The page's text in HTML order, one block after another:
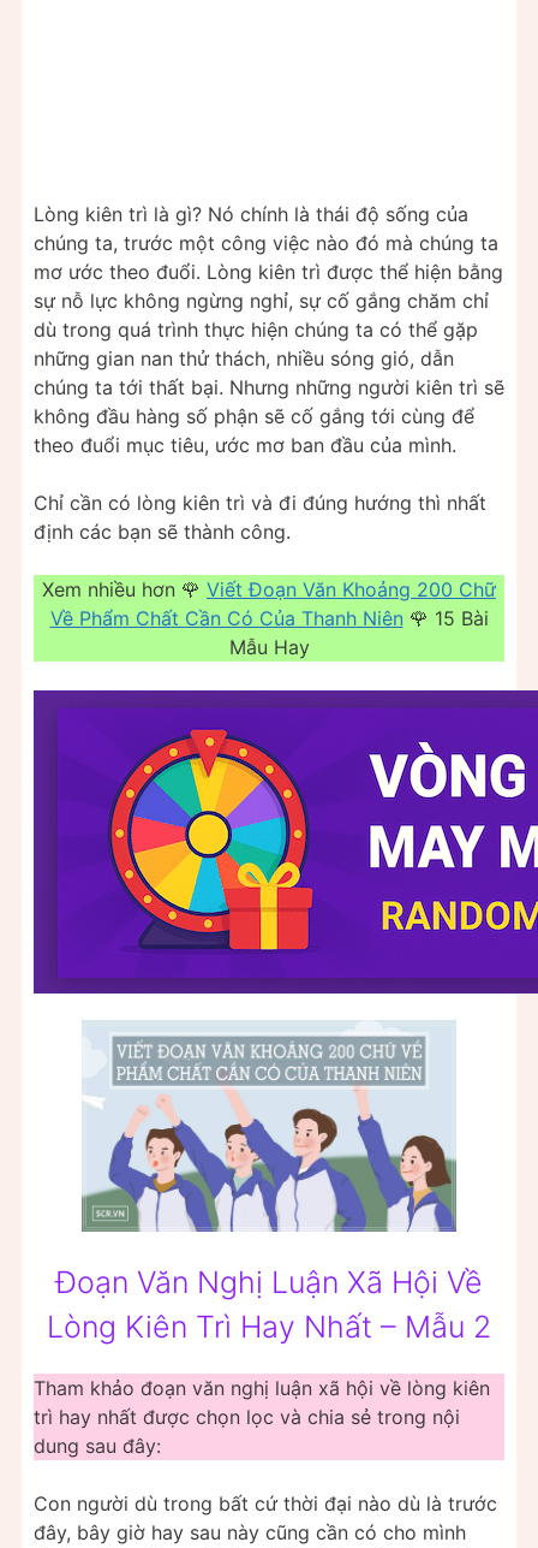
Lòng kiên trì là gì? Nó chính là thái độ sống của
chúng ta, trước một công việc nào đó mà chúng ta
mơ ước theo đuổi. Lòng kiên trì được thể hiện bằng
sự nỗ lực không ngừng nghỉ, sự cố gắng chăm chỉ
dù trong quá trình thực hiện chúng ta có thể gặp
những gian nan thử thách, nhiều sóng gió, dẫn
chúng ta tới thất bại. Nhưng những người kiên trì sẽ
không đầu hàng số phận sẽ cố gắng tới cùng để
theo đuổi mục tiêu, ước mơ ban đầu của mình.
Chỉ cần có lòng kiên trì và đi đúng hướng thì nhất
định các bạn sẽ thành công.
Xem nhiều hơn 🌹 Viết Đoạn Văn Khoảng 200 Chữ
Về Phẩm Chất Cần Có Của Thanh Niên 🌹 15 Bài
Mẫu Hay
Đoạn Văn Nghị Luận Xã Hội Về
Lòng Kiên Trì Hay Nhất – Mẫu 2
Tham khảo đoạn văn nghị luận xã hội về lòng kiên
trì hay nhất được chọn lọc và chia sẻ trong nội
dung sau đây:
Con người dù trong bất cứ thời đại nào dù là trước
đây, bây giờ hay sau này cũng cần có cho mình